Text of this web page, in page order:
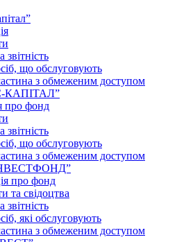
звітність
що обслуговують
з обмеженим доступом
КАПІТАЛ”
про фонд
звітність
що обслуговують
з обмеженим доступом
про фонд
та свідоцтва
звітність
які обслуговують
з обмеженим доступом